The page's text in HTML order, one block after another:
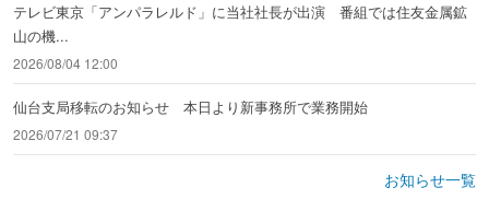
テレビ東京「アンパラレルド」に当社社長が出演 番組では住友金属鉱
山の機...
2026/08/04 12:00
仙台支局移転のお知らせ 本日より新事務所で業務開始
2026/07/21 09:37
お知らせ一覧